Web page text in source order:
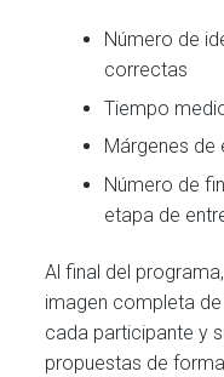
Número de
correctas
Tiempo
Márgenes
Número de
etapa de
Al final del
imagen completa
cada participante y
propuestas de